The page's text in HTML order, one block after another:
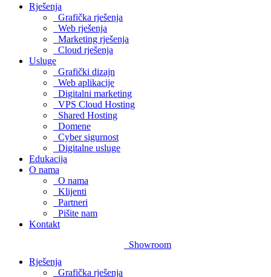
Rješenja
Grafička rješenja
Web rješenja
Marketing rješenja
Cloud rješenja
Usluge
Grafički dizajn
Web aplikacije
Digitalni marketing
VPS Cloud Hosting
Shared Hosting
Domene
Cyber sigurnost
Digitalne usluge
Edukacija
O nama
O nama
Klijenti
Partneri
Pišite nam
Kontakt
Showroom
Rješenja
Grafička rješenja